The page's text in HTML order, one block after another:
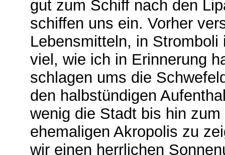
gut zum Schiff nach den
schiffen uns ein. Vorher
Lebensmitteln, in
viel, wie ich in Erinnerung
schlagen ums die
den halbstündigen
wenig die Stadt bis hin
ehemaligen Akropolis zu
wir einen herrlichen